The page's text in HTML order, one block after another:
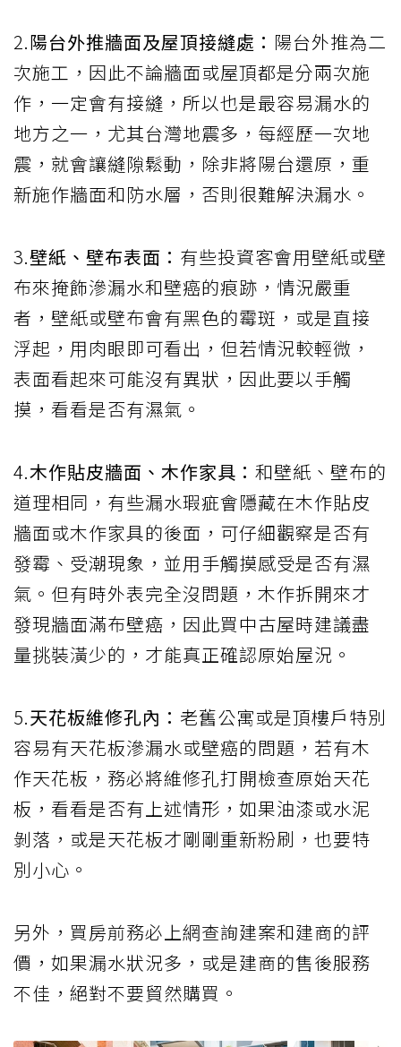
2.陽台外推牆面及屋頂接縫處： 陽台外推為二
次施工，因此不論牆面或屋頂都是分兩次施
作，一定會有接縫，所以也是最容易漏水的
地方之一，尤其台灣地震多，每經歷一次地
震，就會讓縫隙鬆動，除非將陽台還原，重
新施作牆面和防水層，否則很難解決漏水。
3.壁紙、壁布表面： 有些投資客會用壁紙或壁
布來掩飾滲漏水和壁癌的痕跡，情況嚴重
者，壁紙或壁布會有黑色的霉斑，或是直接
浮起，用肉眼即可看出，但若情況較輕微，
表面看起來可能沒有異狀，因此要以手觸
摸，看看是否有濕氣。
4.木作貼皮牆面、木作家具： 和壁紙、壁布的
道理相同，有些漏水瑕疵會隱藏在木作貼皮
牆面或木作家具的後面，可仔細觀察是否有
發霉、受潮現象，並用手觸摸感受是否有濕
氣。但有時外表完全沒問題，木作拆開來才
發現牆面滿布壁癌，因此買中古屋時建議盡
量挑裝潢少的，才能真正確認原始屋況。
5.天花板維修孔內： 老舊公寓或是頂樓戶特別
容易有天花板滲漏水或壁癌的問題，若有木
作天花板，務必將維修孔打開檢查原始天花
板，看看是否有上述情形，如果油漆或水泥
剝落，或是天花板才剛剛重新粉刷，也要特
別小心。
另外，買房前務必上網查詢建案和建商的評
價，如果漏水狀況多，或是建商的售後服務
不佳，絕對不要貿然購買。